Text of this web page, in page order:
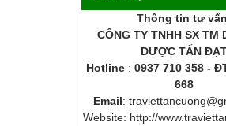
Thông tin tư
CÔNG TY TNHH SX TM
DƯỢC TẤN
Hotline :0937 710 358 -
668
Email:
Website: http://